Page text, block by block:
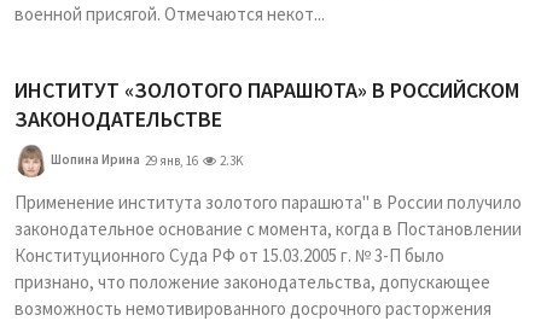
военной присягой. Отмечаются некот...
ИНСТИТУТ «ЗОЛОТОГО ПАРАШЮТА» В РОССИЙСКОМ
ЗАКОНОДАТЕЛЬСТВЕ
Шопина Ирина 29 янв, 16 2.3K
Применение института золотого парашюта" в России получило
законодательное основание с момента, когда в Постановлении
Конституционного Суда РФ от 15.03.2005 г. № 3-П было
признано, что положение законодательства, допускающее
возможность немотивированного досрочного расторжения